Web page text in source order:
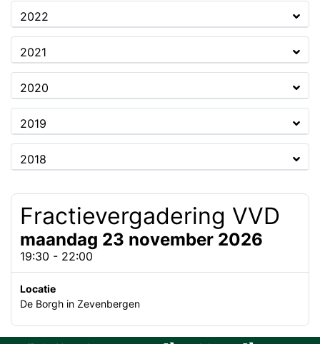
2022
2021
2020
2019
2018
Fractievergadering VVD
maandag 23 november 2026
19:30 - 22:00
Locatie
De Borgh in Zevenbergen